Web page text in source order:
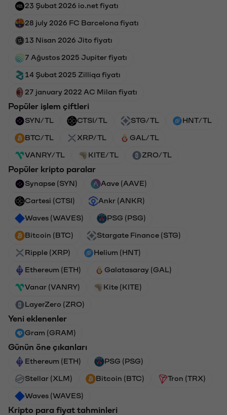
23 Şubat 2026 io.net fiyatı
28 july 2026 FC Barcelona fiyatı
13 Nisan 2026 Jito fiyatı
7 Ağustos 2025 Jupiter fiyatı
14 Şubat 2025 Zilliqa fiyatı
27 january 2022 AC Milan fiyatı
Popüler işlem çiftleri
SYN/TL CTSI/TL STG/TL HNT/TL
BTC/TL XRP/TL GAL/TL
VANRY/TL KITE/TL ZRO/TL
Popüler kripto paralar
Synapse (SYN) Aave (AAVE)
Cartesi (CTSI) Ankr (ANKR)
Waves (WAVES) PSG (PSG)
Bitcoin (BTC) Stargate Finance (STG)
Ripple (XRP) Helium (HNT)
Ethereum (ETH) Galatasaray (GAL)
Vanar (VANRY) Kite (KITE)
LayerZero (ZRO)
Yeni eklenenler
Gram (GRAM)
Günün öne çıkanları
Ethereum (ETH) PSG (PSG)
Stellar (XLM) Bitcoin (BTC) Tron (TRX)
Waves (WAVES)
Kripto para fiyat tahminleri